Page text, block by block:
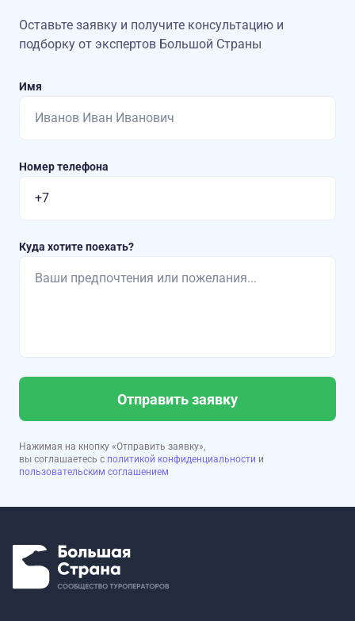
Оставьте заявку и получите консультацию и
подборку от экспертов Большой Страны
Имя
Номер телефона
Куда хотите поехать?
Отправить заявку
Нажимая на кнопку «Отправить заявку»,
вы соглашаетесь с политикой конфиденциальности и
пользовательским соглашением